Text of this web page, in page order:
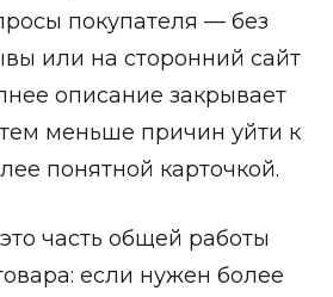
покупателя — без
или на сторонний сайт
описание закрывает
меньше причин уйти к
понятной карточкой.
часть общей работы
если нужен более